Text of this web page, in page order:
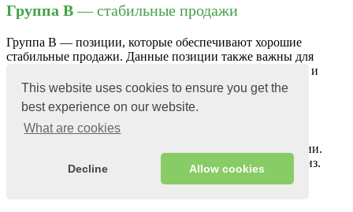
This website uses cookies to ensure you get the
best experience on our website.
What are cookies
Decline Allow cookies
Группа B— стабильные продажи
Группа B — позиции, которые обеспечивают хорошие
стабильные продажи. Данные позиции также важны для
заведения, но могут контролировать более спокойными и
умеренными темпами.
Группа C— не приносят доход
Это наименее важная группа позиций в вашем заведении.
Либо они не приносят дохода, либо тянут заведение вниз.